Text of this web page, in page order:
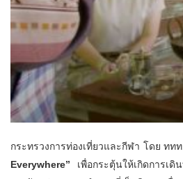
กระทรวงการท่องเที่ยวและกีฬา โดย ทท
Everywhere” เพื่อกระตุ้นให้เกิดการเ